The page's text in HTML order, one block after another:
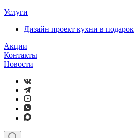
Услуги
Дизайн проект кухни в подарок
Акции
Контакты
Новости